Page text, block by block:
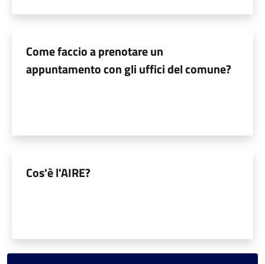
Come faccio a prenotare un
appuntamento con gli uffici del comune?
Cos'è l'AIRE?